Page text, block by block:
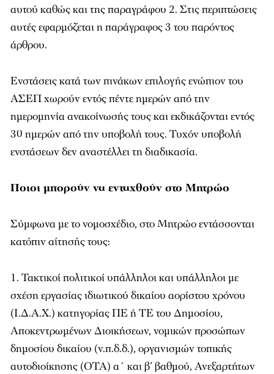
αυτού καθώς και της παραγράφου 2. Στις περιπτώσεις
αυτές εφαρμόζεται η παράγραφος 3 του παρόντος
άρθρου.
Ενστάσεις κατά των πινάκων επιλογής ενώπιον του
ΑΣΕΠ χωρούν εντός πέντε ημερών από την
ημερομηνία ανακοίνωσής τους και εκδικάζονται εντός
30 ημερών από την υποβολή τους. Τυχόν υποβολή
ενστάσεων δεν αναστέλλει τη διαδικασία.
Ποιοι μπορούν να ενταχθούν στο Μητρώο
Σύμφωνα με το νομοσχέδιο, στο Μητρώο εντάσσονται
κατόπιν αίτησής τους:
1. Τακτικοί πολιτικοί υπάλληλοι και υπάλληλοι με
σχέση εργασίας ιδιωτικού δικαίου αορίστου χρόνου
(Ι.Δ.Α.Χ.) κατηγορίας ΠΕ ή ΤΕ του Δημοσίου,
Αποκεντρωμένων Διοικήσεων, νομικών προσώπων
δημοσίου δικαίου (ν.π.δ.δ.), οργανισμών τοπικής
αυτοδιοίκησης (ΟΤΑ) α΄ και β’ βαθμού, Ανεξαρτήτων